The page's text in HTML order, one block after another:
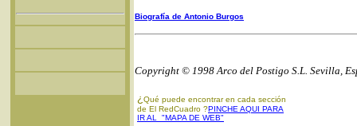
Biografía de Antonio Burgos
Copyright © 1998 Arco del Postigo S.L. Sevilla,
¿ Qué puede encontrar en cada sección
de El RedCuadro ?PINCHE AQUI PARA
IR AL "MAPA DE WEB"